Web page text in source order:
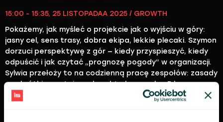
15:00 - 15:35, 25 LISTOPADAA 2025 / GROWTH
Pokażemy, jak myśleć o projekcie jak o wyjściu w góry:
jasny cel, sens trasy, dobra ekipa, lekkie plecaki. Szymon
dorzuci perspektywę z gór — kiedy przyspieszyć, kiedy
odpuścić i jak czytać „prognozę pogody” w organizacji.
Sylwia przełoży to na codzienną pracę zespołów: zasady
gry, krótkie postoje na korektę kursu, plan B bez
dramatów.